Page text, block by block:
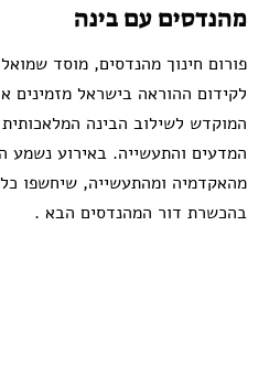
מהנדסים עם בינה
פורום חינוך מהנדסים, מוסד
לקידום ההוראה בישראל מזמינים
המוקדש לשילוב הבינה
המדעים והתעשייה. באירוע נשמע
מהאקדמיה ומהתעשייה, שיחשפו
בהכשרת דור המהנדסים הבא .